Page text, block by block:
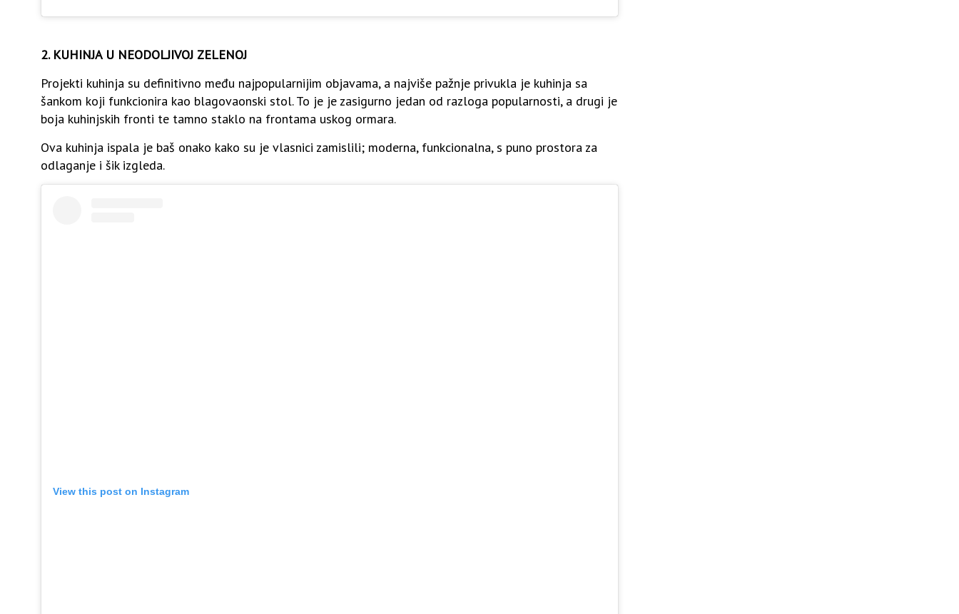
2. KUHINJA U NEODOLJIVOJ ZELENOJ
Projekti kuhinja su definitivno među najpopularnijim objavama, a najviše pažnje privukla je kuhinja sa
šankom koji funkcionira kao blagovaonski stol. To je je zasigurno jedan od razloga popularnosti, a drugi je
boja kuhinjskih fronti te tamno staklo na frontama uskog ormara.
Ova kuhinja ispala je baš onako kako su je vlasnici zamislili; moderna, funkcionalna, s puno prostora za
odlaganje i šik izgleda.
View this post on Instagram